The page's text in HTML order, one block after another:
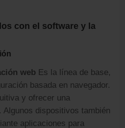
con el software y la
web Es la línea de base,
basada en navegador.
y ofrecer una
Algunos dispositivos también
aplicaciones para